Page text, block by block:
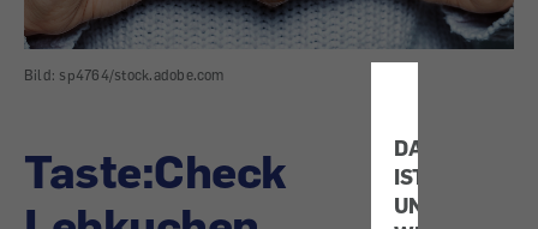
IST
UNS
Bild: sp4764/stock.adobe.com
Taste:Check